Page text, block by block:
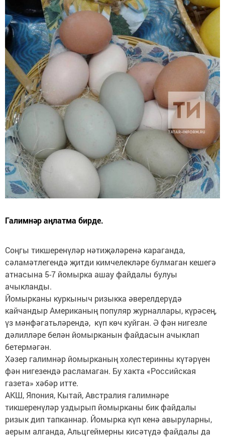
Галимнәр аңлатма бирде.
Соңгы тикшеренүләр нәтиҗәләренә караганда,
сәламәтлегендә җитди кимчелекләре булмаган кешегә
атнасына 5-7 йомырка ашау файдалы булуы
ачыкланды.
Йомырканы куркыныч ризыкка әверелдерүдә
кайчандыр Американың популяр журналлары, күрәсең,
үз мәнфәгатьләрендә, күп көч куйган. Ә фән нигезле
дәлилләре белән йомырканын файдасын ачыклап
бетермәгән.
Хәзер галимнәр йомырканың холестеринны күтәрүен
фән нигезендә расламаган. Бу хакта «Российская
газета» хәбәр итте.
АКШ, Япония, Кытай, Австралия галимнәре
тикшеренүләр уздырып йомырканы бик файдалы
ризык дип тапканнар. Йомырка күп кенә авыруларны,
аерым алганда, Альцгеймерны кисәтүдә файдалы да